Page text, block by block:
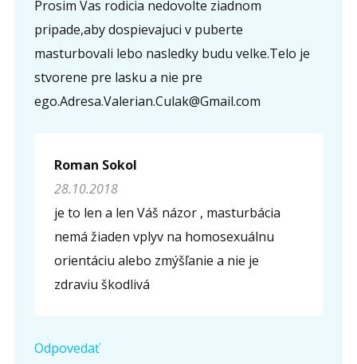
Prosim Vas rodicia nedovolte ziadnom
pripade,aby dospievajuci v puberte
masturbovali lebo nasledky budu velke.Telo je
stvorene pre lasku a nie pre
ego.Adresa.Valerian.Culak@Gmail.com
Roman Sokol
28.10.2018
je to len a len Váš názor , masturbácia
nemá žiaden vplyv na homosexuálnu
orientáciu alebo zmýšľanie a nie je
zdraviu škodlivá
Odpovedať